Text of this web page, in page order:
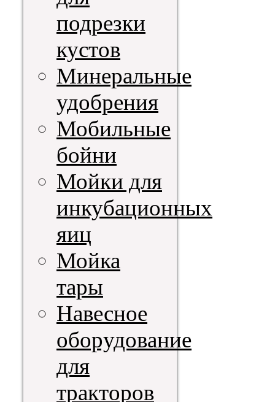
подрезки
кустов
Минеральные
удобрения
Мобильные
бойни
Мойки для
инкубационных
яиц
Мойка
тары
Навесное
оборудование
для
тракторов